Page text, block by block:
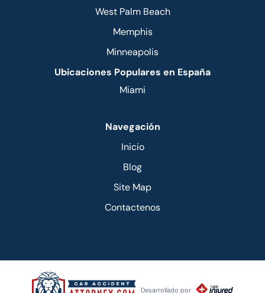
West Palm Beach
Memphis
Minneapolis
Ubicaciones Populares en España
Miami
Navegación
Inicio
Blog
Site Map
Contactenos
Desarrollado por